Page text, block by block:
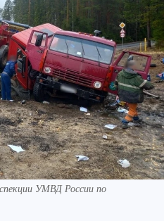
УМВД России по